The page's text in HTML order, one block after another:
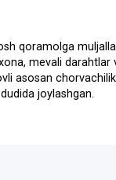
qoramolga
mevali
asosan
joylashgan.